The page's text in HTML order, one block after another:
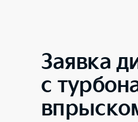
Заявка
с